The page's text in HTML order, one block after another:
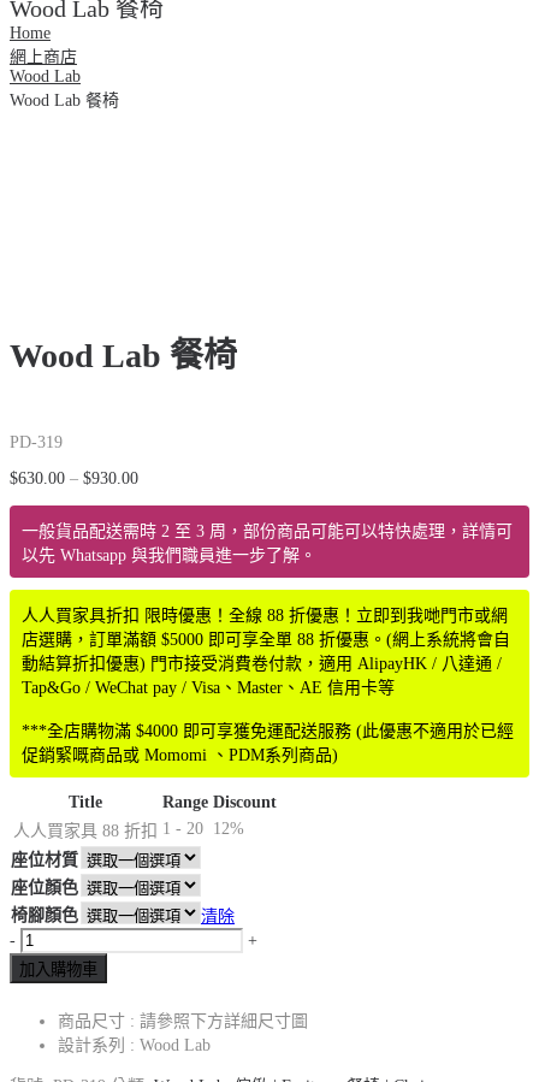
Wood Lab 餐椅
Home
網上商店
Wood Lab
Wood Lab 餐椅
Wood Lab 餐椅
PD-319
$630.00 – $930.00價
格
範
圍：
$630.00
$930.00
一般貨品配送需時 2 至 3 周，部份商品可能可以特快處理，詳情可
以先 Whatsapp 與我們職員進一步了解。
人人買家具折扣 限時優惠！全線 88 折優惠！立即到我哋門市或網
店選購，訂單滿額 $5000 即可享全單 88 折優惠。(網上系統將會自
動結算折扣優惠) 門市接受消費卷付款，適用 AlipayHK / 八達通 /
Tap&Go / WeChat pay / Visa、Master、AE 信用卡等
***全店購物滿 $4000 即可享獲免運配送服務 (此優惠不適用於已經
促銷緊嘅商品或 Momomi 、PDM系列商品)
Title Range Discount
人人買家具 88 折扣 1 - 20 12%
座位材質
座位顏色
椅腳顏色
清除
-
+
加入購物車
商品尺寸 : 請參照下方詳細尺寸圖
設計系列 : Wood Lab